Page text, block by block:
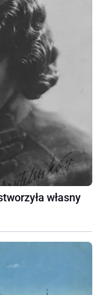
własny